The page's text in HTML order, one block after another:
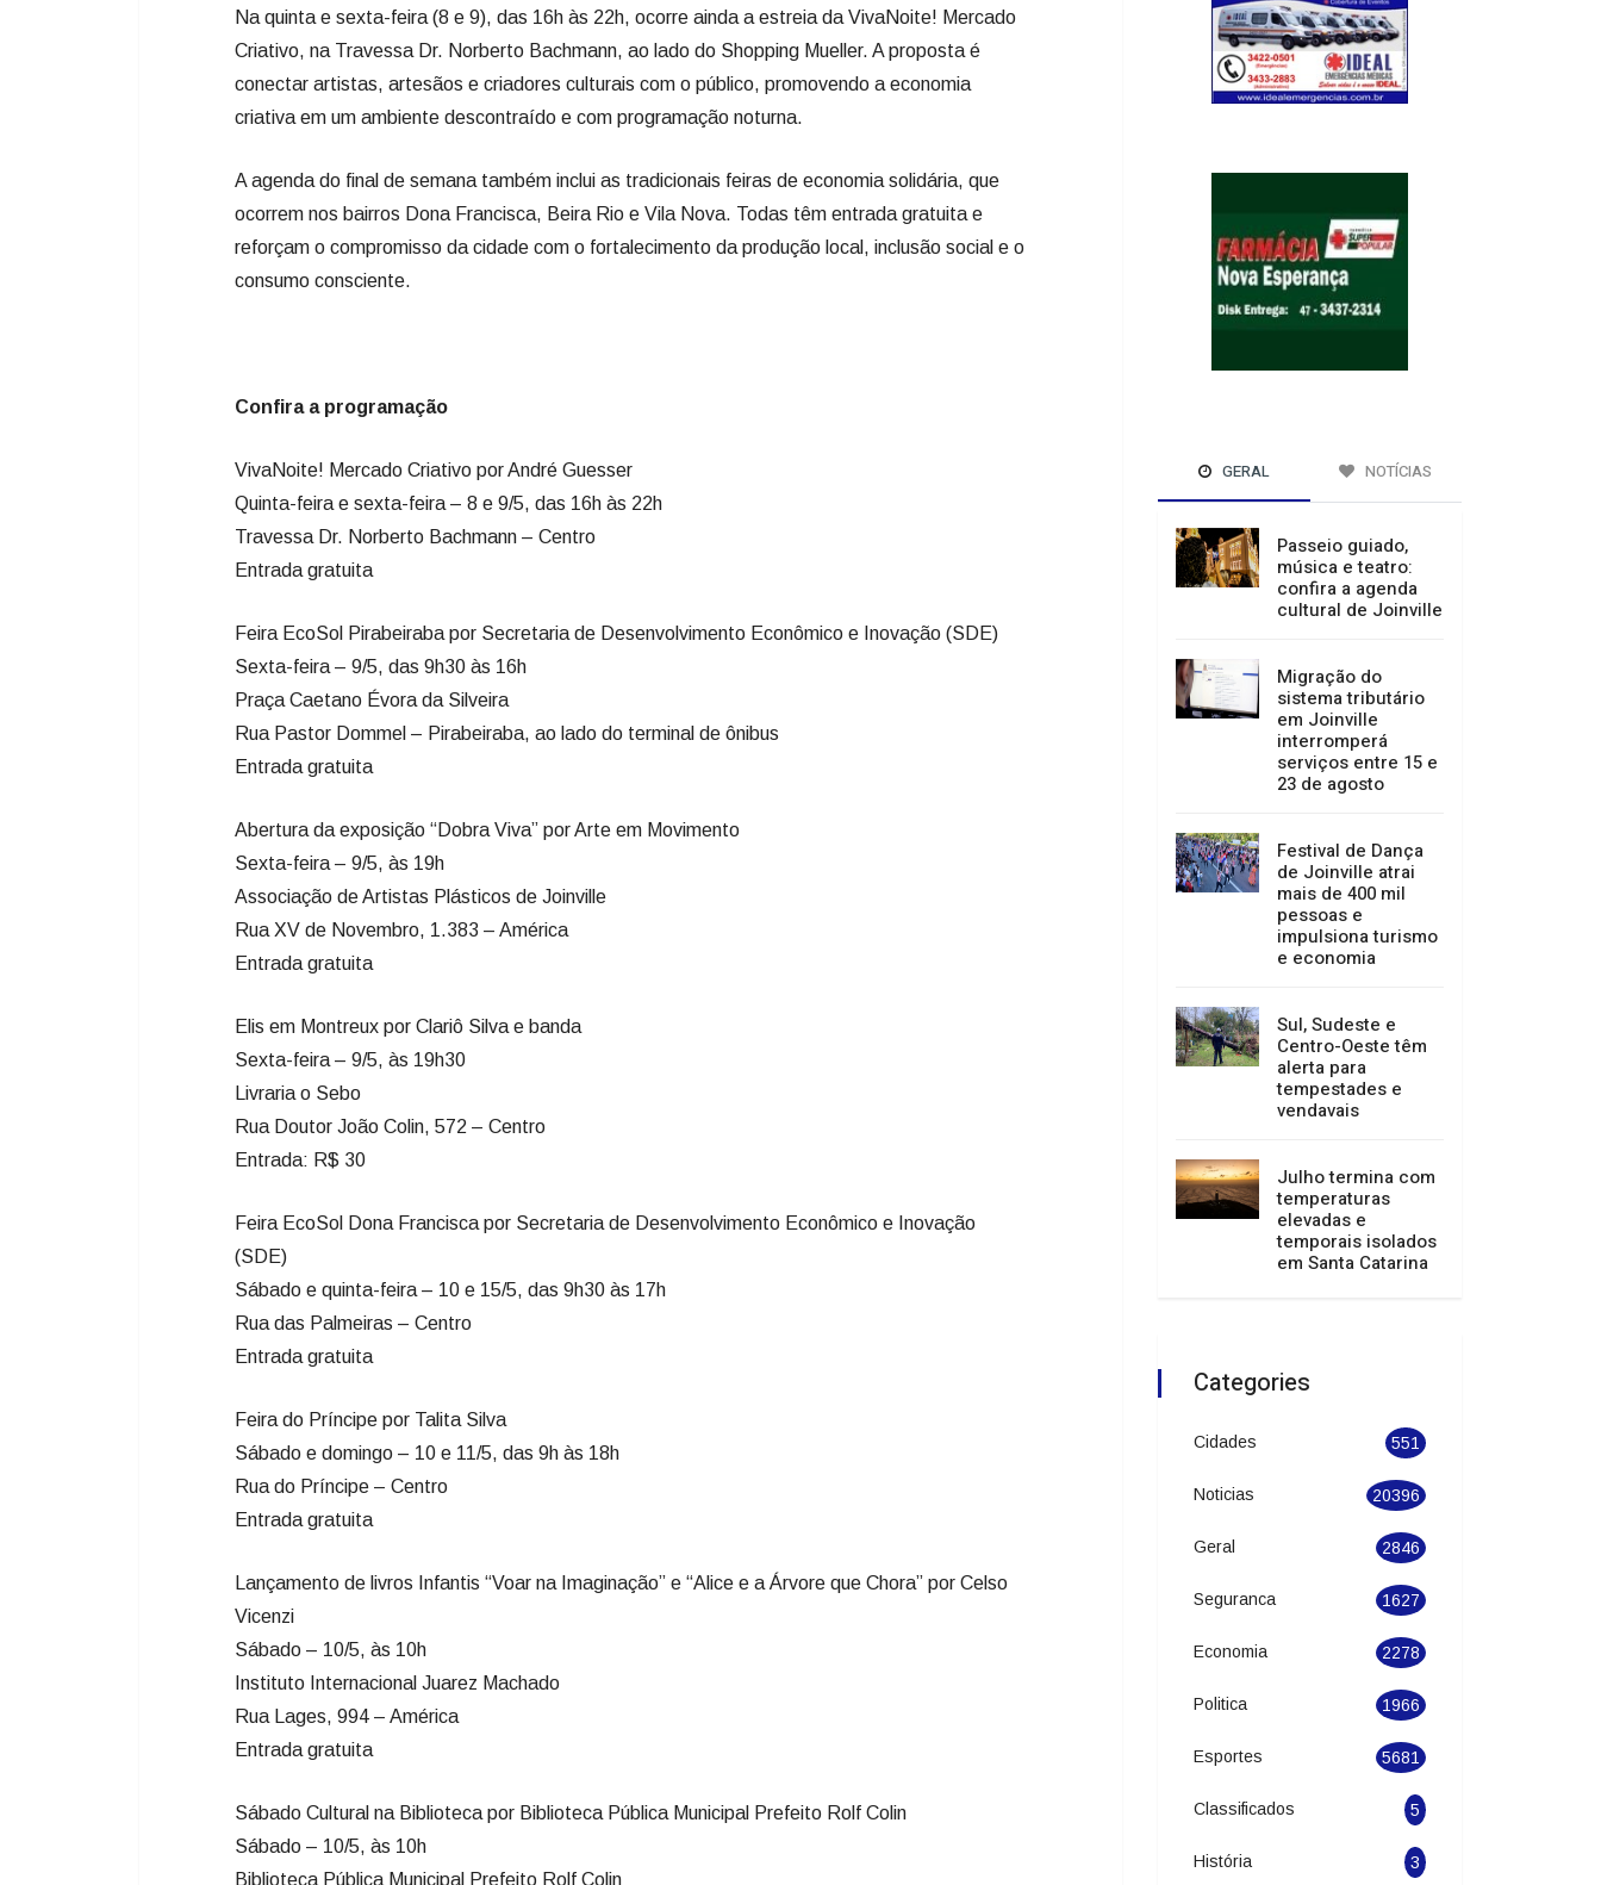
Na quinta e sexta-feira (8 e 9), das 16h às 22h, ocorre ainda a estreia da VivaNoite! Mercado
Criativo, na Travessa Dr. Norberto Bachmann, ao lado do Shopping Mueller. A proposta é
conectar artistas, artesãos e criadores culturais com o público, promovendo a economia
criativa em um ambiente descontraído e com programação noturna.
A agenda do final de semana também inclui as tradicionais feiras de economia solidária, que
ocorrem nos bairros Dona Francisca, Beira Rio e Vila Nova. Todas têm entrada gratuita e
reforçam o compromisso da cidade com o fortalecimento da produção local, inclusão social e o
consumo consciente.
Confira a programação
VivaNoite! Mercado Criativo por André Guesser
Quinta-feira e sexta-feira – 8 e 9/5, das 16h às 22h
Travessa Dr. Norberto Bachmann – Centro
Entrada gratuita
Feira EcoSol Pirabeiraba por Secretaria de Desenvolvimento Econômico e Inovação (SDE)
Sexta-feira – 9/5, das 9h30 às 16h
Praça Caetano Évora da Silveira
Rua Pastor Dommel – Pirabeiraba, ao lado do terminal de ônibus
Entrada gratuita
Abertura da exposição “Dobra Viva” por Arte em Movimento
Sexta-feira – 9/5, às 19h
Associação de Artistas Plásticos de Joinville
Rua XV de Novembro, 1.383 – América
Entrada gratuita
Elis em Montreux por Clariô Silva e banda
Sexta-feira – 9/5, às 19h30
Livraria o Sebo
Rua Doutor João Colin, 572 – Centro
Entrada: R$ 30
Feira EcoSol Dona Francisca por Secretaria de Desenvolvimento Econômico e Inovação
(SDE)
Sábado e quinta-feira – 10 e 15/5, das 9h30 às 17h
Rua das Palmeiras – Centro
Entrada gratuita
Feira do Príncipe por Talita Silva
Sábado e domingo – 10 e 11/5, das 9h às 18h
Rua do Príncipe – Centro
Entrada gratuita
Lançamento de livros Infantis “Voar na Imaginação” e “Alice e a Árvore que Chora” por Celso
Vicenzi
Sábado – 10/5, às 10h
Instituto Internacional Juarez Machado
Rua Lages, 994 – América
Entrada gratuita
Sábado Cultural na Biblioteca por Biblioteca Pública Municipal Prefeito Rolf Colin
Sábado – 10/5, às 10h
Biblioteca Pública Municipal Prefeito Rolf Colin
GERAL NOTÍCIAS
Passeio guiado,
cultural de Joinville
Migração do
sistema tributário
em Joinville
23 de agosto
Festival de Dança
de Joinville atrai
mais de 400 mil
e economia
Sul, Sudeste e
Centro-Oeste têm
vendavais
Julho termina com
temperaturas
Categories
Cidades 551
Noticias 20396
Geral 2846
Seguranca 1627
Economia 2278
Politica 1966
Esportes 5681
Classificados 5